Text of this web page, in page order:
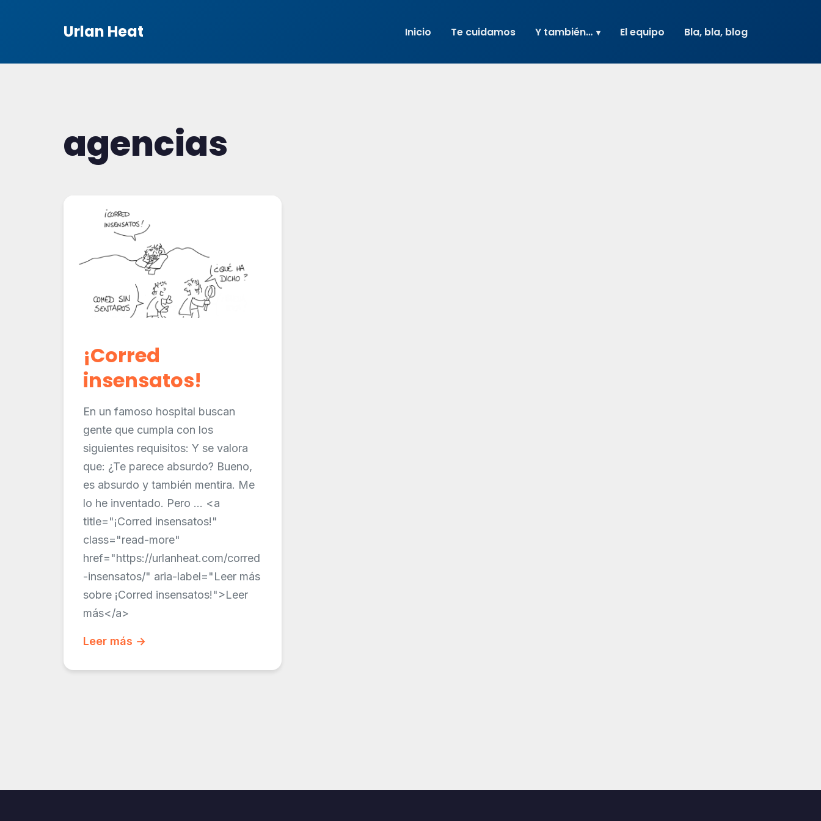
Urlan Heat Inicio Te cuidamos Y también… El equipo Bla, bla, blog
agencias
¡Corred
insensatos!
En un famoso hospital buscan
gente que cumpla con los
siguientes requisitos: Y se valora
que: ¿Te parece absurdo? Bueno,
es absurdo y también mentira. Me
lo he inventado. Pero ... <a
title="¡Corred insensatos!"
class="read-more"
href="https://urlanheat.com/corred
-insensatos/" aria-label="Leer más
sobre ¡Corred insensatos!">Leer
más</a>
Leer más →